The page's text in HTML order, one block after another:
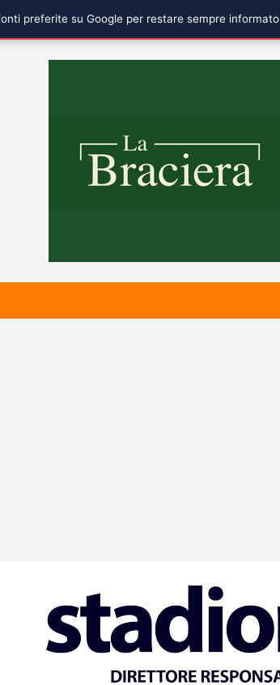
preferite su Google per restare sempre informato